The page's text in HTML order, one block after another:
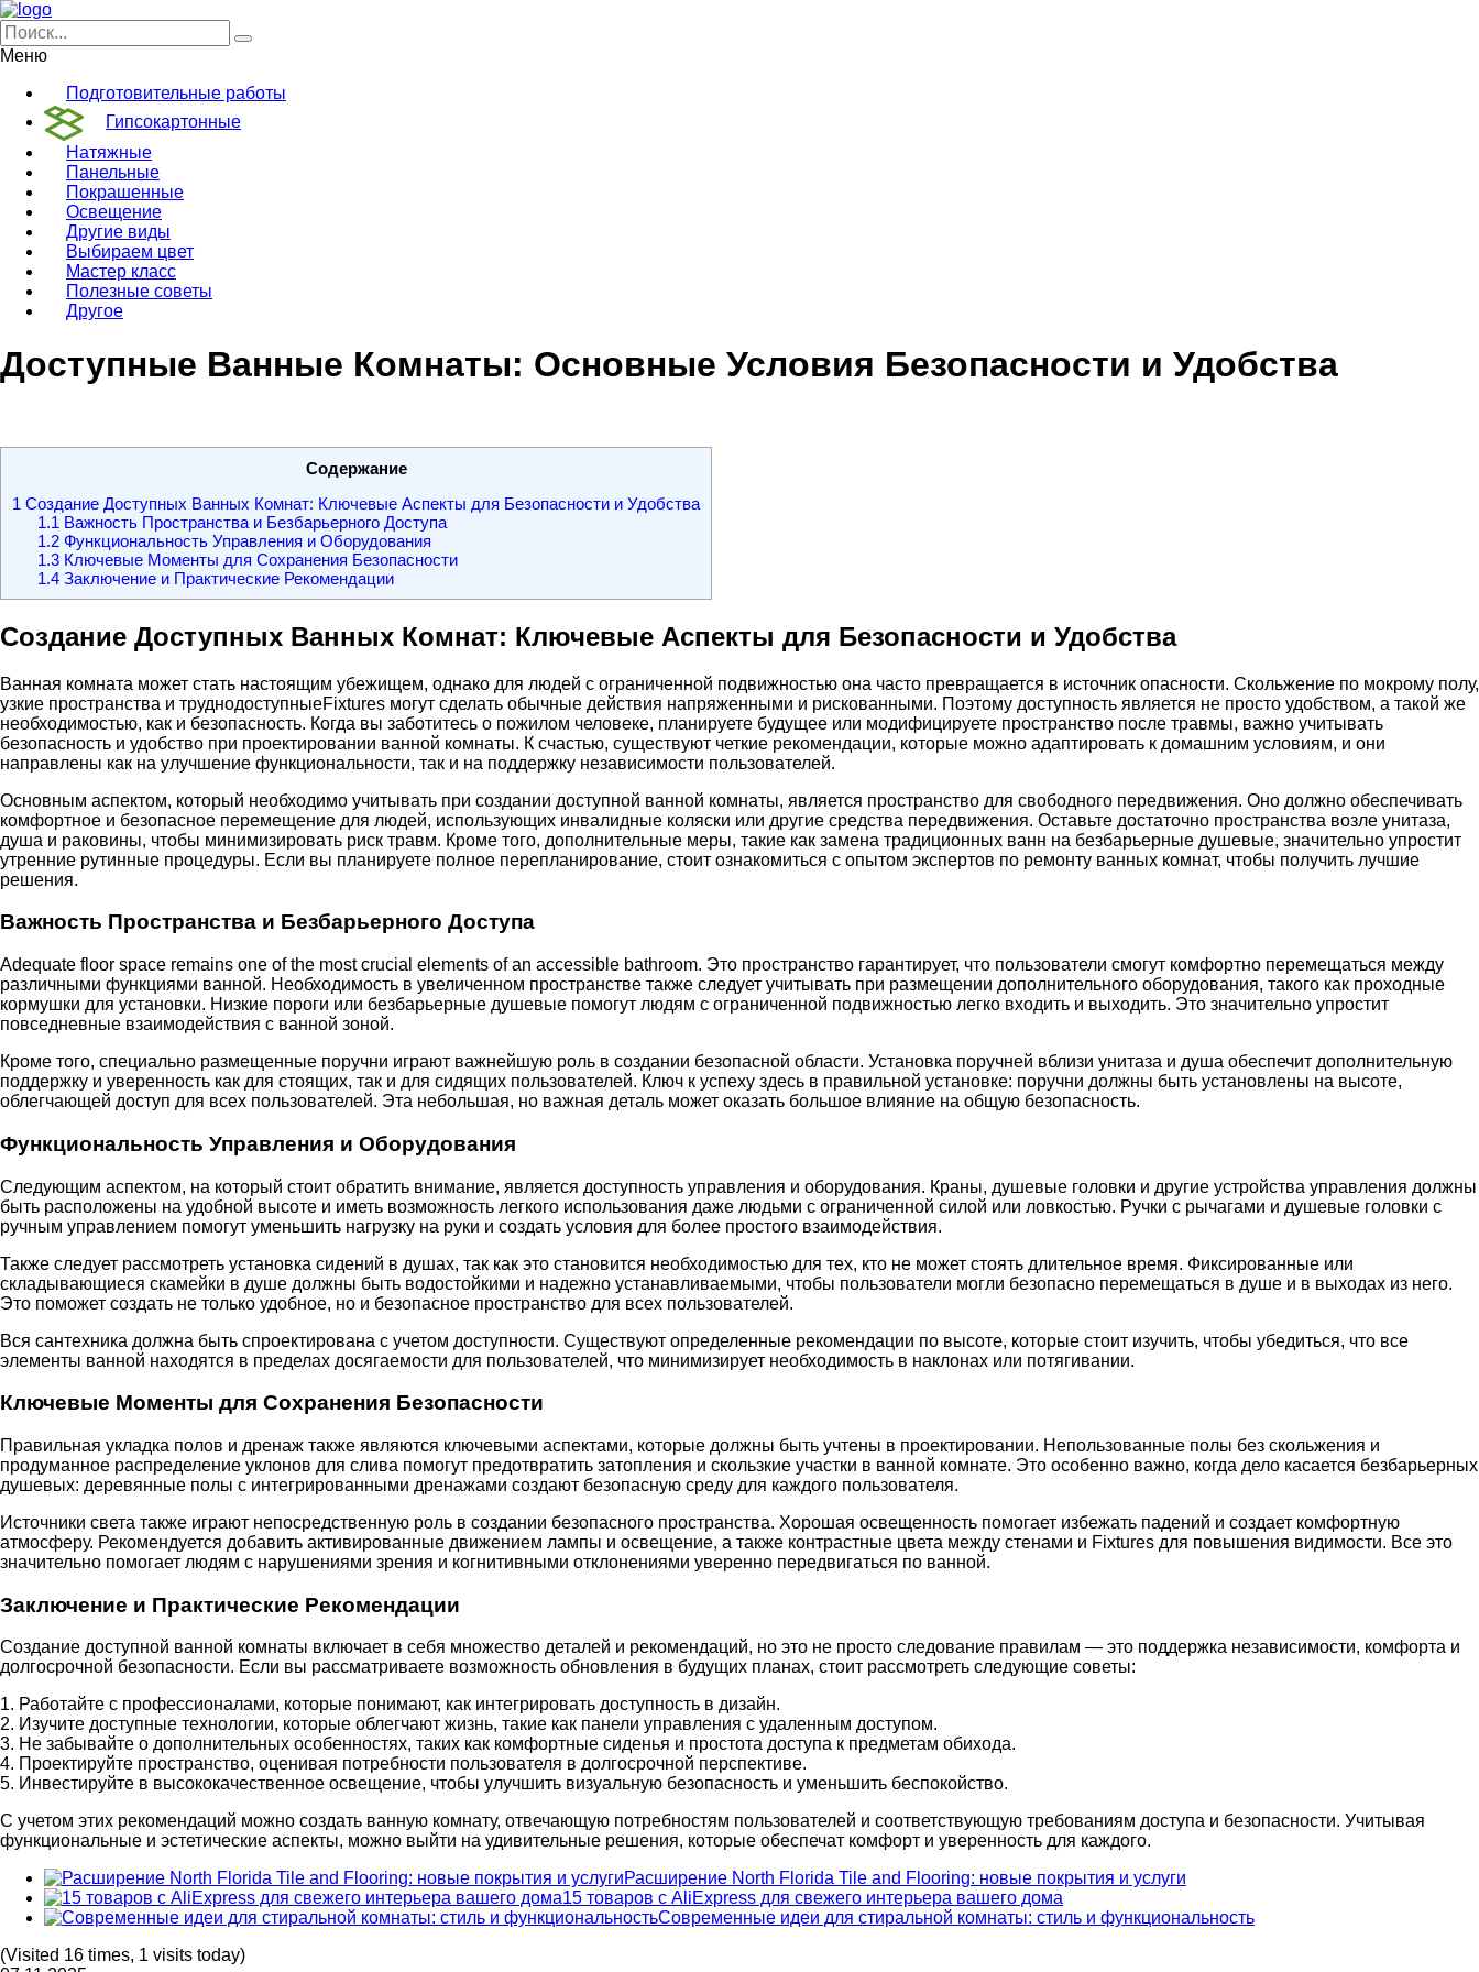
Меню
Подготовительные работы
Гипсокартонные
Натяжные
Панельные
Покрашенные
Освещение
Другие виды
Выбираем цвет
Мастер класс
Полезные советы
Другое
Доступные Ванные Комнаты: Основные Условия Безопасности и Удобства
Содержание
1 Создание Доступных Ванных Комнат: Ключевые Аспекты для Безопасности и Удобства
1.1 Важность Пространства и Безбарьерного Доступа
1.2Функциональность Управления и Оборудования
1.3Ключевые Моменты для Сохранения Безопасности
1.4Заключение и Практические Рекомендации
Создание Доступных Ванных Комнат: Ключевые Аспекты для Безопасности и Удобства
Ванная комната может стать настоящим убежищем, однако для людей с ограниченной подвижностью она часто превращается в источник опасности. Скольжение по мокрому полу,
узкие пространства и труднодоступныеFixtures могут сделать обычные действия напряженными и рискованными. Поэтому доступность является не просто удобством, а такой же
необходимостью, как и безопасность. Когда вы заботитесь о пожилом человеке, планируете будущее или модифицируете пространство после травмы, важно учитывать
безопасность и удобство при проектировании ванной комнаты. К счастью, существуют четкие рекомендации, которые можно адаптировать к домашним условиям, и они
направлены как на улучшение функциональности, так и на поддержку независимости пользователей.
Основным аспектом, который необходимо учитывать при создании доступной ванной комнаты, является пространство для свободного передвижения. Оно должно обеспечивать
комфортное и безопасное перемещение для людей, использующих инвалидные коляски или другие средства передвижения. Оставьте достаточно пространства возле унитаза,
душа и раковины, чтобы минимизировать риск травм. Кроме того, дополнительные меры, такие как замена традиционных ванн на безбарьерные душевые, значительно упростит
утренние рутинные процедуры. Если вы планируете полное перепланирование, стоит ознакомиться с опытом экспертов по ремонту ванных комнат, чтобы получить лучшие
решения.
Важность Пространства и Безбарьерного Доступа
Adequate floor space remains one of the most crucial elements of an accessible bathroom. Это пространство гарантирует, что пользователи смогут комфортно перемещаться между
различными функциями ванной. Необходимость в увеличенном пространстве также следует учитывать при размещении дополнительного оборудования, такого как проходные
кормушки для установки. Низкие пороги или безбарьерные душевые помогут людям с ограниченной подвижностью легко входить и выходить. Это значительно упростит
повседневные взаимодействия с ванной зоной.
Кроме того, специально размещенные поручни играют важнейшую роль в создании безопасной области. Установка поручней вблизи унитаза и душа обеспечит дополнительную
поддержку и уверенность как для стоящих, так и для сидящих пользователей. Ключ к успеху здесь в правильной установке: поручни должны быть установлены на высоте,
облегчающей доступ для всех пользователей. Эта небольшая, но важная деталь может оказать большое влияние на общую безопасность.
Функциональность Управления и Оборудования
Следующим аспектом, на который стоит обратить внимание, является доступность управления и оборудования. Краны, душевые головки и другие устройства управления должны
быть расположены на удобной высоте и иметь возможность легкого использования даже людьми с ограниченной силой или ловкостью. Ручки с рычагами и душевые головки с
ручным управлением помогут уменьшить нагрузку на руки и создать условия для более простого взаимодействия.
Также следует рассмотреть установка сидений в душах, так как это становится необходимостью для тех, кто не может стоять длительное время. Фиксированные или
складывающиеся скамейки в душе должны быть водостойкими и надежно устанавливаемыми, чтобы пользователи могли безопасно перемещаться в душе и в выходах из него.
Это поможет создать не только удобное, но и безопасное пространство для всех пользователей.
Вся сантехника должна быть спроектирована с учетом доступности. Существуют определенные рекомендации по высоте, которые стоит изучить, чтобы убедиться, что все
элементы ванной находятся в пределах досягаемости для пользователей, что минимизирует необходимость в наклонах или потягивании.
Ключевые Моменты для Сохранения Безопасности
Правильная укладка полов и дренаж также являются ключевыми аспектами, которые должны быть учтены в проектировании. Непользованные полы без скольжения и
продуманное распределение уклонов для слива помогут предотвратить затопления и скользкие участки в ванной комнате. Это особенно важно, когда дело касается безбарьерных
душевых: деревянные полы с интегрированными дренажами создают безопасную среду для каждого пользователя.
Источники света также играют непосредственную роль в создании безопасного пространства. Хорошая освещенность помогает избежать падений и создает комфортную
атмосферу. Рекомендуется добавить активированные движением лампы и освещение, а также контрастные цвета между стенами и Fixtures для повышения видимости. Все это
значительно помогает людям с нарушениями зрения и когнитивными отклонениями уверенно передвигаться по ванной.
Заключение и Практические Рекомендации
Создание доступной ванной комнаты включает в себя множество деталей и рекомендаций, но это не просто следование правилам — это поддержка независимости, комфорта и
долгосрочной безопасности. Если вы рассматриваете возможность обновления в будущих планах, стоит рассмотреть следующие советы:
1. Работайте с профессионалами, которые понимают, как интегрировать доступность в дизайн.
2. Изучите доступные технологии, которые облегчают жизнь, такие как панели управления с удаленным доступом.
3. Не забывайте о дополнительных особенностях, таких как комфортные сиденья и простота доступа к предметам обихода.
4. Проектируйте пространство, оценивая потребности пользователя в долгосрочной перспективе.
5. Инвестируйте в высококачественное освещение, чтобы улучшить визуальную безопасность и уменьшить беспокойство.
С учетом этих рекомендаций можно создать ванную комнату, отвечающую потребностям пользователей и соответствующую требованиям доступа и безопасности. Учитывая
функциональные и эстетические аспекты, можно выйти на удивительные решения, которые обеспечат комфорт и уверенность для каждого.
Расширение North Florida Tile and Flooring: новые покрытия и услуги
15 товаров с AliExpress для свежего интерьера вашего дома
Современные идеи для стиральной комнаты: стиль и функциональность
(Visited 16 times, 1 visits today)